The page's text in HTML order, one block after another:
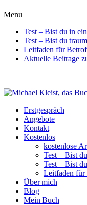
Menu
Test – Bist du in
Test – Bist du
Leitfaden für
Aktuelle Beitrage
Erstgespräch
Angebote
Kontakt
Kostenlos
kostenlose
Test – Bist
Test – Bist
Leitfaden für
Über mich
Blog
Mein Buch